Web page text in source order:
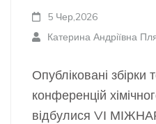
5 Чер,2026
Катерина Андріївна
Опубліковані збірки
конференцій
відбулися VІ